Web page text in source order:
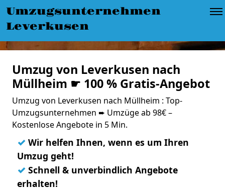
Umzugsunternehmen
Leverkusen
Umzug von Leverkusen nach
Müllheim ☛ 100 % Gratis-Angebot
Umzug von Leverkusen nach Müllheim : Top-
Umzugsunternehmen ➨ Umzüge ab 98€ –
Kostenlose Angebote in 5 Min.
✓ Wir helfen Ihnen, wenn es um Ihren
Umzug geht!
✓ Schnell & unverbindlich Angebote
erhalten!